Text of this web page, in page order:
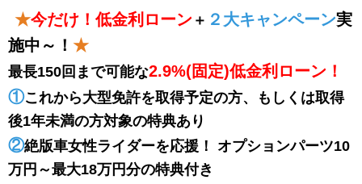
★今だけ！低金利ローン ＋ ２大キャンペーン実
施中～！ ★
最長150回 まで可能な2.9%(固定)低金利ローン！
①これから大型免許を取得予定の方、もしくは取得
後1年未満の方対象の特典あり
②絶版車女性ライダーを応援！ オプションパーツ10
万円～最大18万円分の特典付き